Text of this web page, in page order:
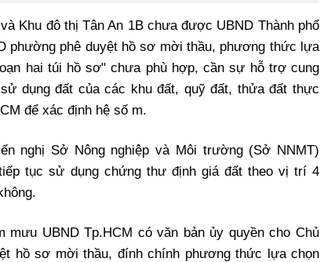
Khu đô thị Tân An 1B chưa được UBND Thành phố
phường phê duyệt hồ sơ mời thầu, phương thức lựa
hai túi hồ sơ" chưa phù hợp, cần sự hỗ trợ cung
dụng đất của các khu đất, quỹ đất, thửa đất thực
để xác định hệ số m.
nghị Sở Nông nghiệp và Môi trường (Sở NNMT)
tục sử dụng chứng thư định giá đất theo vị trí 4
mưu UBND Tp.HCM có văn bản ủy quyền cho Chủ
hồ sơ mời thầu, đính chính phương thức lựa chọn